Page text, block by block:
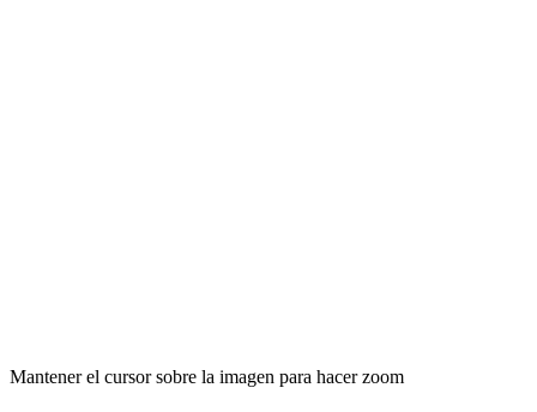
Mantener el cursor sobre la imagen para hacer zoom